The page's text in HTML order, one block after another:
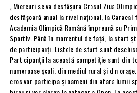
„Miercuri se va desfăşura Crosul Ziua
desfăşoară anual la nivel naţional, la
Academia Olimpică Română împreună cu
Sportiv. Până în momentul de faţă, la start
de participanţi. Listele de start sunt
Participanţii la această competiţie sunt din
numeroase şcoli, din mediul rural şi din
cros vor participa şi oameni din afara lumii